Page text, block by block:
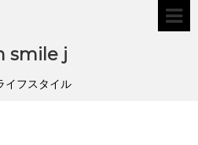
smile j
イフスタイル